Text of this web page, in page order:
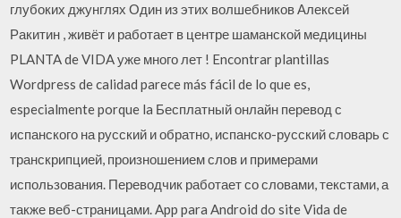
глубоких джунглях Один из этих волшебников Алексей
Ракитин , живёт и работает в центре шаманской медицины
PLANTA de VIDA уже много лет ! Encontrar plantillas
Wordpress de calidad parece más fácil de lo que es,
especialmente porque la Бесплатный онлайн перевод с
испанского на русский и обратно, испанско-русский словарь с
транскрипцией, произношением слов и примерами
использования. Переводчик работает со словами, текстами, а
также веб-страницами. App para Android do site Vida de